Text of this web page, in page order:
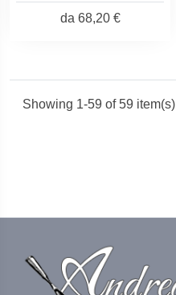
da 68,20 €
Showing 1-59 of 59 item(s)